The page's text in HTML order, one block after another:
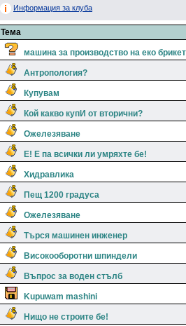
Информация за клуба
Тема
машина за производство на еко
Антропология?
Купувам
Кой какво купИ от вторични?
Ожелезяване
Е! Е па всички ли умряхте бе!
Хидравлика
Пещ 1200 градуса
Ожелезяване
Търся машинен инженер
Високооборотни шпиндели
Въпрос за воден стълб
Kupuwam mashini
Нищо не строите бе!